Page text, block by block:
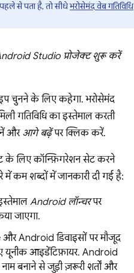
से पता है, तो सीधेभरोसेमंद वेब गतिविधि
Studio प्रोजेक्ट शुरू करें
चुनने के लिए कहेगा. भरोसेमंद
गतिविधि का इस्तेमाल करती
और आगे बढ़ेंपर क्लिक करें.
के लिए कॉन्फ़िगरेशन सेट करने
कम शब्दों में जानकारी दी गई है:
Android लॉन्चरपर
जाएगा.
Android डिवाइसों पर मौजूद
आइडेंटिफ़ायर. Android
बनाने से जुड़ी ज़रूरी शर्तों और